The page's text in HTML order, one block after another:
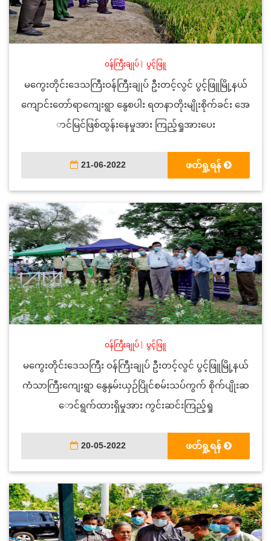
ဝန်ကြီးချုပ် ပွင့်ဖြူ
မကွေးတိုင်းဒေသကြီးဝန်ကြီးချုပ် ဦးတင့်လွင် ပွင့်ဖြူမြို့နယ်
ကျောင်းတော်ရာကျေးရွာ နွေစပါး ရတနာတိုးမျိုးစိုက်ခင်း အေ
ာင်မြင်ဖြစ်ထွန်းနေမှုအား ကြည့်ရှုအားပေး
21-06-2022 ဖတ်ရှု့ရန်
ဝန်ကြီးချုပ် ပွင့်ဖြူ
မကွေးတိုင်းဒေသကြီး ဝန်ကြီးချုပ် ဦးတင့်လွင် ပွင့်ဖြူမြို့နယ်
ကံသာကြီးကျေးရွာ နွေနှမ်းယှဉ်ပြိုင်စမ်းသပ်ကွက် စိုက်ပျိုးဆ
ောင်ရွက်ထားရှိမှုအား ကွင်းဆင်းကြည့်ရှု
20-05-2022 ဖတ်ရှု့ရန်